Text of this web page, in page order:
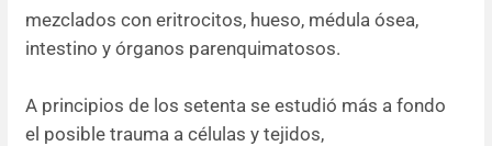
mezclados con eritrocitos, hueso, médula ósea,
intestino y órganos parenquimatosos.
A principios de los setenta se estudió más a fondo
el posible trauma a células y tejidos,